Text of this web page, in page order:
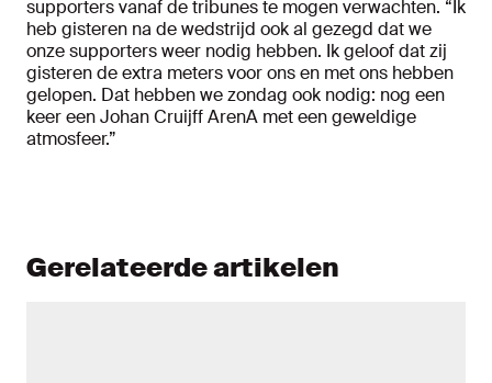
supporters vanaf de tribunes te mogen verwachten. “Ik
heb gisteren na de wedstrijd ook al gezegd dat we
onze supporters weer nodig hebben. Ik geloof dat zij
gisteren de extra meters voor ons en met ons hebben
gelopen. Dat hebben we zondag ook nodig: nog een
keer een Johan Cruijff ArenA met een geweldige
atmosfeer.”
Gerelateerde artikelen